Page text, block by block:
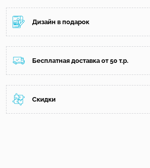
Дизайн в подарок
Бесплатная доставка от 50 т.р.
Скидки